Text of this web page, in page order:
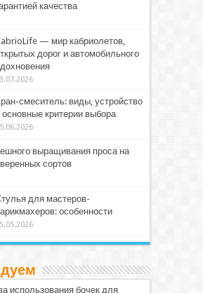
качества
— мир кабриолетов,
дорог и автомобильного
смеситель: виды, устройство
основные критерии выбора
выращивания проса на
сортов
для мастеров-
особенности
использования бочек для